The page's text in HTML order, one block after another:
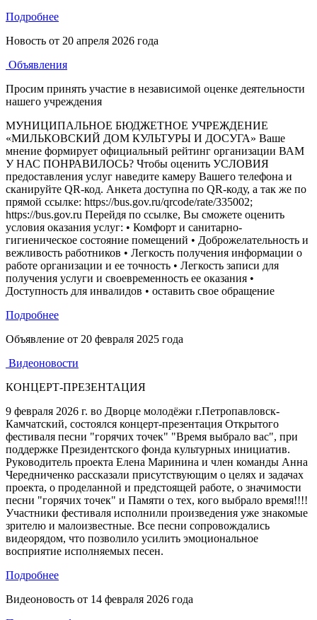
Подробнее
Новость от 20 апреля 2026 года
Объявления
Просим принять участие в независимой оценке деятельности
нашего учреждения
МУНИЦИПАЛЬНОЕ БЮДЖЕТНОЕ УЧРЕЖДЕНИЕ
«МИЛЬКОВСКИЙ ДОМ КУЛЬТУРЫ И ДОСУГА» Ваше
мнение формирует официальный рейтинг организации ВАМ
У НАС ПОНРАВИЛОСЬ? Чтобы оценить УСЛОВИЯ
предоставления услуг наведите камеру Вашего телефона и
сканируйте QR-код. Анкета доступна по QR-коду, а так же по
прямой ссылке: https://bus.gov.ru/qrcode/rate/335002;
https://bus.gov.ru Перейдя по ссылке, Вы сможете оценить
условия оказания услуг: • Комфорт и санитарно-
гигиеническое состояние помещений • Доброжелательность и
вежливость работников • Легкость получения информации о
работе организации и ее точность • Легкость записи для
получения услуги и своевременность ее оказания •
Доступность для инвалидов • оставить свое обращение
Подробнее
Объявление от 20 февраля 2025 года
Видеоновости
КОНЦЕРТ-ПРЕЗЕНТАЦИЯ
9 февраля 2026 г. во Дворце молодёжи г.Петропавловск-
Камчатский, состоялся концерт-презентация Открытого
фестиваля песни "горячих точек" "Время выбрало вас", при
поддержке Президентского фонда культурных инициатив.
Руководитель проекта Елена Маринина и член команды Анна
Чередниченко рассказали присутствующим о целях и задачах
проекта, о проделанной и предстоящей работе, о значимости
песни "горячих точек" и Памяти о тех, кого выбрало время!!!!
Участники фестиваля исполнили произведения уже знакомые
зрителю и малоизвестные. Все песни сопровождались
видеорядом, что позволило усилить эмоциональное
восприятие исполняемых песен.
Подробнее
Видеоновость от 14 февраля 2026 года